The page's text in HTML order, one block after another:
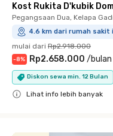
Kost Rukita D'kubik
Pegangsaan Dua, Kelapa
4.6 km dari rumah
mulai dari Rp2.918.000
-8% Rp2.658.000 /bulan
Diskon sewa min. 12 Bulan
Lihat info lebih banyak